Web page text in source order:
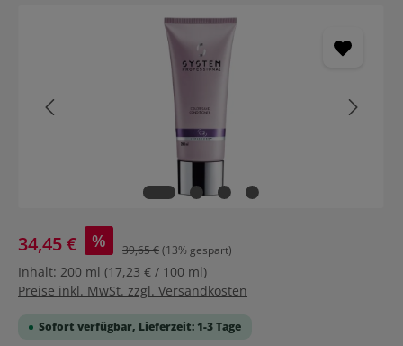
Bildergalerie überspringen
34,45 € % 39,65 €(13% gespart)
Inhalt: 200 ml (17,23 € / 100 ml)
Preise inkl. MwSt. zzgl. Versandkosten
Sofort verfügbar, Lieferzeit: 1-3 Tage